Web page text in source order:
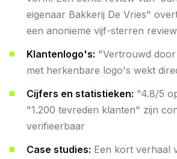
eigenaar Bakkerij De Vries"
een anonieme vijf-sterren review
Klantenlogo's: "Vertrouwd
met herkenbare logo's wekt
Cijfers en statistieken: "4.8/5
"1.200 tevreden klanten" zijn
verifieerbaar
Case studies: Een kort verhaal